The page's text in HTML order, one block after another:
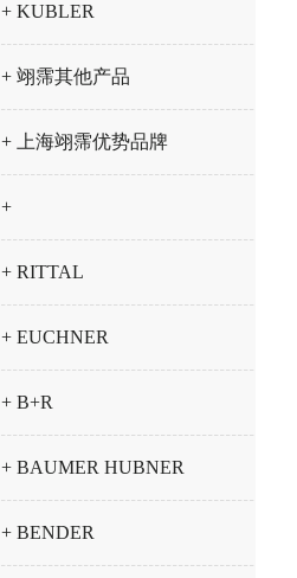
+ KUBLER
+ 翊霈其他产品
+ 上海翊霈优势品牌
+
+ RITTAL
+ EUCHNER
+ B+R
+ BAUMER HUBNER
+ BENDER